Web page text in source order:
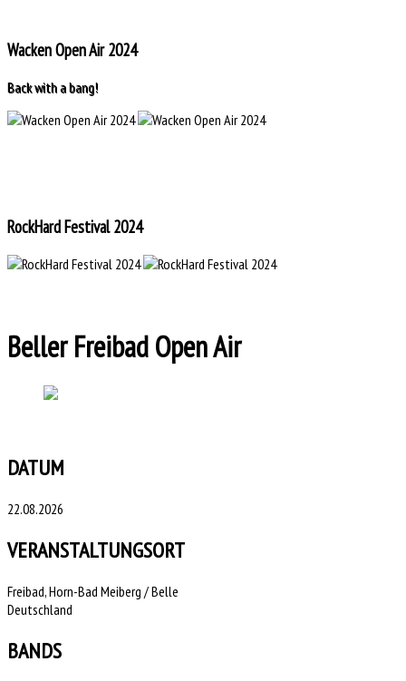
Wacken Open Air 2024
Back with a bang!
RockHard Festival 2024
Beller Freibad Open Air
DATUM
22.08.2026
VERANSTALTUNGSORT
Freibad, Horn-Bad Meiberg / Belle
Deutschland
BANDS